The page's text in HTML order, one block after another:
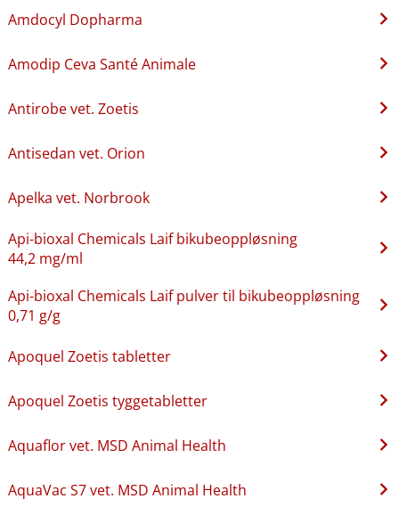
Amdocyl Dopharma
Amodip Ceva Santé Animale
Antirobe vet. Zoetis
Antisedan vet. Orion
Apelka vet. Norbrook
Api-bioxal Chemicals Laif bikubeoppløsning
44,2 mg/ml
Api-bioxal Chemicals Laif pulver til bikubeoppløsning
0,71 g/g
Apoquel Zoetis tabletter
Apoquel Zoetis tyggetabletter
Aquaflor vet. MSD Animal Health
AquaVac S7 vet. MSD Animal Health